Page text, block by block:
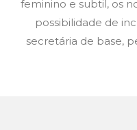
feminino e subtil, os
possibilidade de
secretária de base,